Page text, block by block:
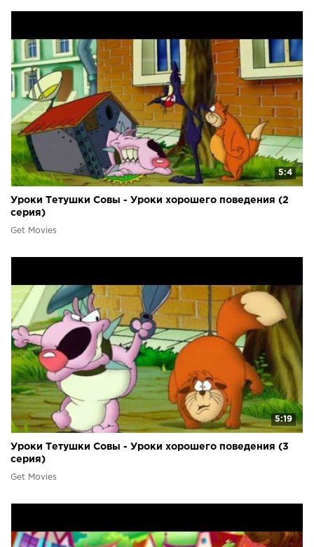
5:4
Уроки Тетушки Совы - Уроки хорошего поведения (2
серия)
Get Movies
5:19
Уроки Тетушки Совы - Уроки хорошего поведения (3
серия)
Get Movies